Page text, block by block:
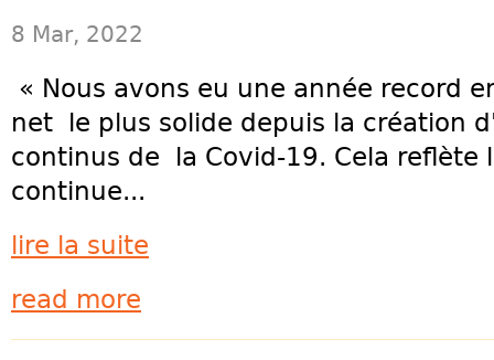
8 Mar, 2022
« Nous avons eu une année record
net le plus solide depuis la création
continus de la Covid-19. Cela reflète
continue...
lire la suite
read more